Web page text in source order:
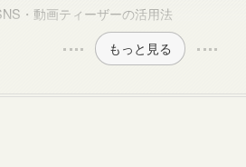
・動画ティーザーの活用法
もっと見る